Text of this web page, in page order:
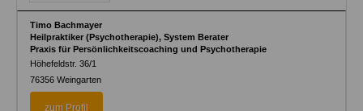
Timo Bachmayer
Heilpraktiker (Psychotherapie), System Berater
Praxis für Persönlichkeitscoaching und Psychotherapie
Höhefeldstr. 36/1
76356 Weingarten
zum Profil